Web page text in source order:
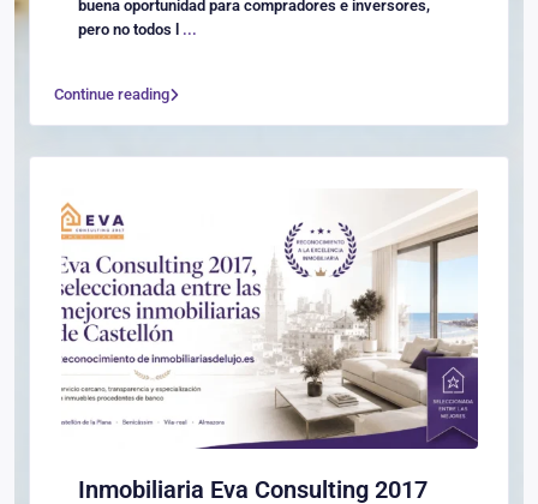
buena oportunidad para compradores e inversores,
pero no todos l ...
Continue reading
Inmobiliaria Eva Consulting 2017